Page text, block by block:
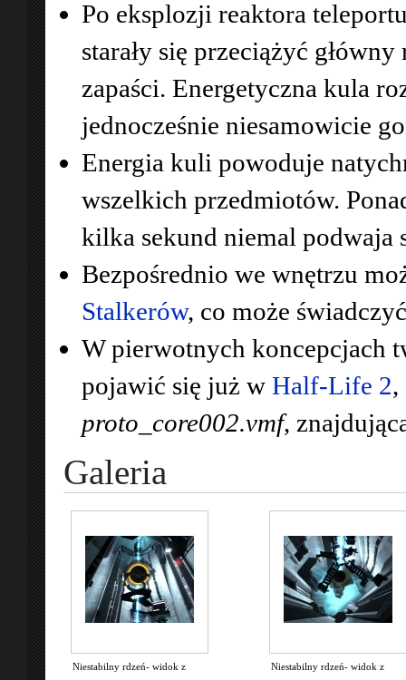
Po eksplozji reaktora
starały się przeciążyć
zapaści. Energetyczna kula
jednocześnie niesamowicie
Energia kuli powoduje
wszelkich przedmiotów.
kilka sekund niemal podwaja
Bezpośrednio we wnętrzu
Stalkerów, co może
W pierwotnych koncepcjach
pojawić się już w Half-Life 2,
proto_core002.vmf,
Galeria
Niestabilny rdzeń- widok z
Niestabilny rdzeń- widok z